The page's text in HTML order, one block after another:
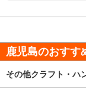
鹿児島のおすす
その他クラフト・ハ